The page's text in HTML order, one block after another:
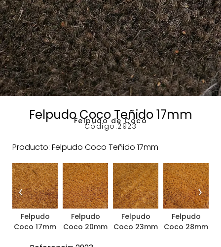
Felpudo Coco Teñido 17mm
Felpudo de Coco
Código:2923
Producto: Felpudo Coco Teñido 17mm
Felpudo
Coco 17mm
Felpudo
Coco 20mm
Felpudo
Coco 23mm
Felpudo
Coco 28mm
‹ ›